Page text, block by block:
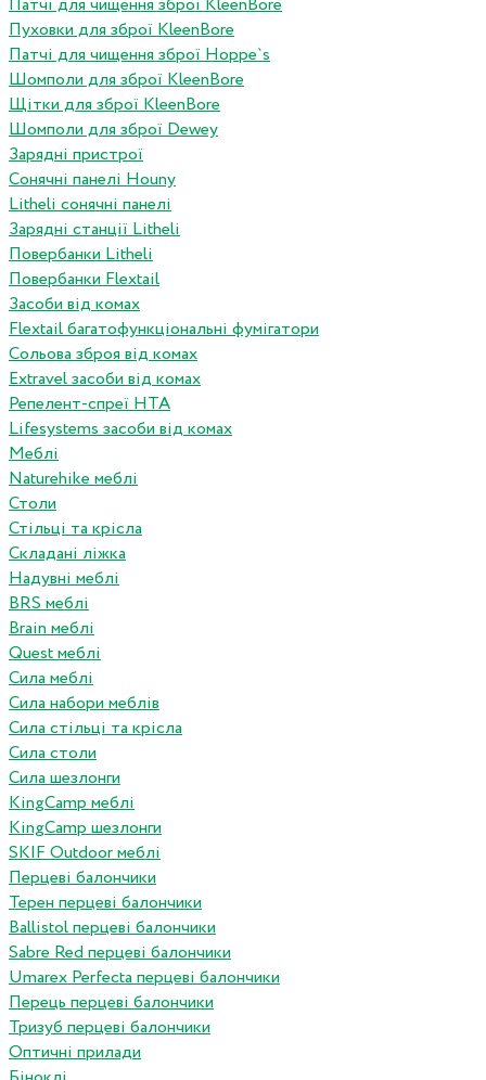
Патчі для чищення зброї KleenBore
Пуховки для зброї KleenBore
Патчі для чищення зброї Hoppe`s
Шомполи для зброї KleenBore
Щітки для зброї KleenBore
Шомполи для зброї Dewey
Зарядні пристрої
Сонячні панелі Houny
Litheli сонячні панелі
Зарядні станції Litheli
Повербанки Litheli
Повербанки Flextail
Засоби від комах
Flextail багатофункціональні фумігатори
Сольова зброя від комах
Extravel засоби від комах
Репелент-спреї HTA
Lifesystems засоби від комах
Меблі
Naturehike меблі
Столи
Стільці та крісла
Складані ліжка
Надувні меблі
BRS меблі
Brain меблі
Quest меблі
Сила меблі
Сила набори меблів
Сила стільці та крісла
Сила столи
Сила шезлонги
KingCamp меблі
KingCamp шезлонги
SKIF Outdoor меблі
Перцеві балончики
Терен перцеві балончики
Ballistol перцеві балончики
Sabre Red перцеві балончики
Umarex Perfecta перцеві балончики
Перець перцеві балончики
Тризуб перцеві балончики
Оптичні прилади